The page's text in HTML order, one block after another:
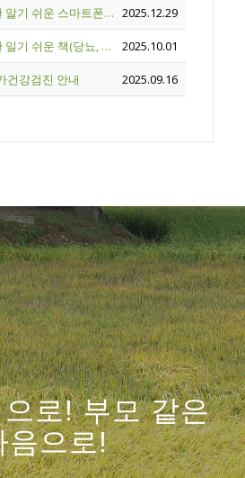
발달장애인을 위한 알기 쉬운 스마트폰 활용법 2025.12.29
발달장애인을 위한 일기 쉬운 책(당뇨, 치아) 2025.10.01
건강검진 안내 2025.09.16
로! 부모 같은
음으로!